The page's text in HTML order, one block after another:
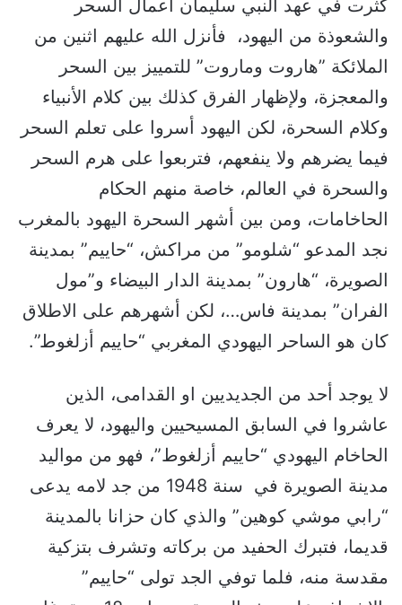
كثرت في عهد النبي سليمان أعمال السحر
والشعوذة من اليهود، فأنزل الله عليهم اثنين من
الملائكة ”هاروت وماروت” للتمييز بين السحر
والمعجزة، ولإظهار الفرق كذلك بين كلام الأنبياء
وكلام السحرة، لكن اليهود أسروا على تعلم السحر
فيما يضرهم ولا ينفعهم، فتربعوا على هرم السحر
والسحرة في العالم، خاصة منهم الحكام
الحاخامات، ومن بين أشهر السحرة اليهود بالمغرب
نجد المدعو “شلومو” من مراكش، “حاييم” بمدينة
الصويرة، “هارون” بمدينة الدار البيضاء و”مول
الفران” بمدينة فاس…، لكن أشهرهم على الاطلاق
كان هو الساحر اليهودي المغربي “حاييم أزلغوط”.
لا يوجد أحد من الجديديين او القدامى، الذين
عاشروا في السابق المسيحيين واليهود، لا يعرف
الحاخام اليهودي “حاييم أزلغوط”، فهو من مواليد
مدينة الصويرة في سنة 1948 من جد لامه يدعى
“رابي موشي كوهين” والذي كان حزانا بالمدينة
قديما، فتبرك الحفيد من بركاته وتشرف بتزكية
مقدسة منه، فلما توفي الجد تولى “حاييم”